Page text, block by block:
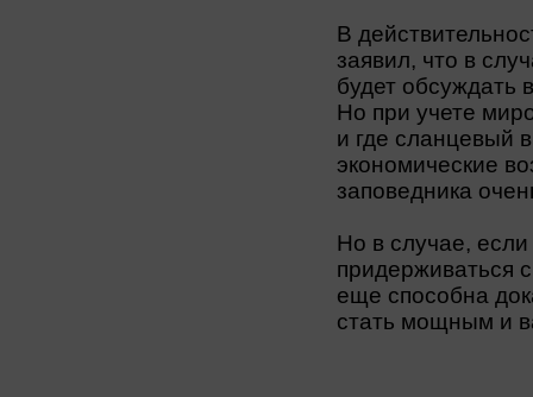
В
заявил, что в
будет обсуждать
Но при учете
и где сланцевый
экономические
заповедника
Но в случае,
придерживаться
еще способна
стать мощным и